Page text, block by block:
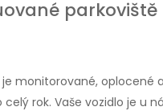
monitorované, oplocené
rok. Vaše vozidlo je u